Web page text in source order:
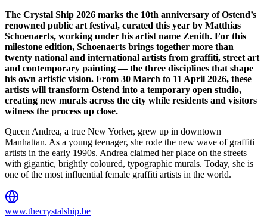
The Crystal Ship 2026 marks the 10th anniversary of Ostend’s
renowned public art festival, curated this year by Matthias
Schoenaerts, working under his artist name Zenith. For this
milestone edition, Schoenaerts brings together more than
twenty national and international artists from graffiti, street art
and contemporary painting — the three disciplines that shape
his own artistic vision. From 30 March to 11 April 2026, these
artists will transform Ostend into a temporary open studio,
creating new murals across the city while residents and visitors
witness the process up close.
Queen Andrea, a true New Yorker, grew up in downtown
Manhattan. As a young teenager, she rode the new wave of graffiti
artists in the early 1990s. Andrea claimed her place on the streets
with gigantic, brightly coloured, typographic murals. Today, she is
one of the most influential female graffiti artists in the world.
www.thecrystalship.be